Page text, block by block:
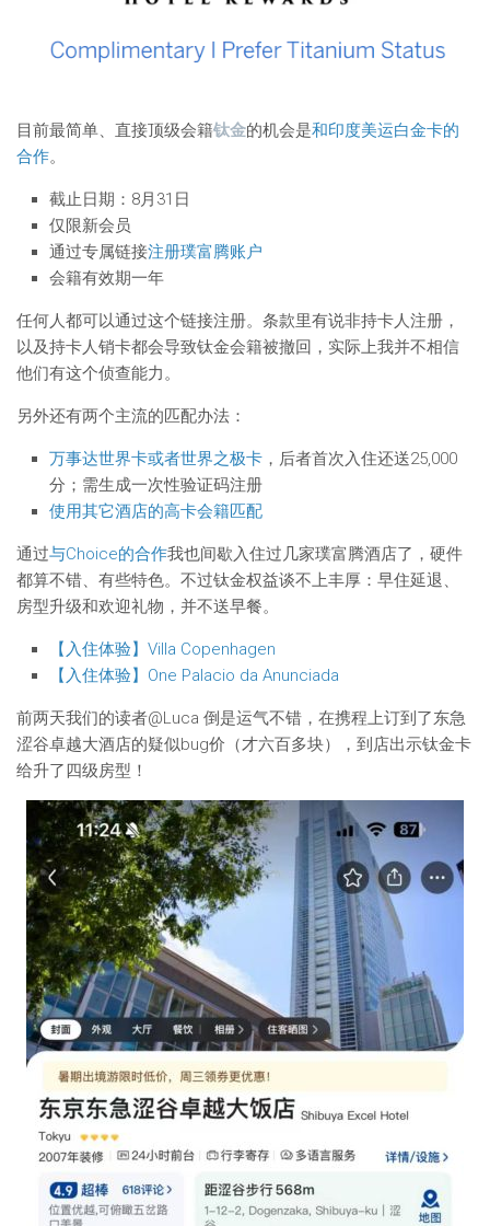
目前最简单、直接顶级会籍钛金的机会是和印度美运白金卡的
合作。
截止日期：8月31日
仅限新会员
通过专属链接注册璞富腾账户
会籍有效期一年
任何人都可以通过这个链接注册。条款里有说非持卡人注册，
以及持卡人销卡都会导致钛金会籍被撤回，实际上我并不相信
他们有这个侦查能力。
另外还有两个主流的匹配办法：
万事达世界卡或者世界之极卡 ，后者首次入住还送25,000
分；需生成一次性验证码注册
使用其它酒店的高卡会籍匹配
通过与Choice的合作我也间歇入住过几家璞富腾酒店了，硬件
都算不错、有些特色。不过钛金权益谈不上丰厚：早住延退、
房型升级和欢迎礼物，并不送早餐。
【入住体验】Villa Copenhagen
【入住体验】One Palacio da Anunciada
前两天我们的读者@Luca 倒是运气不错，在携程上订到了东急
涩谷卓越大酒店的疑似bug价（才六百多块），到店出示钛金卡
给升了四级房型！